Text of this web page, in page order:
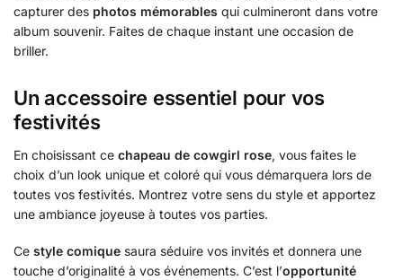
capturer des photos mémorables qui culmineront dans votre
album souvenir. Faites de chaque instant une occasion de
briller.
Un accessoire essentiel pour vos
festivités
En choisissant ce chapeau de cowgirl rose, vous faites le
choix d’un look unique et coloré qui vous démarquera lors de
toutes vos festivités. Montrez votre sens du style et apportez
une ambiance joyeuse à toutes vos parties.
Ce style comique saura séduire vos invités et donnera une
touche d’originalité à vos événements. C’est l’opportunité